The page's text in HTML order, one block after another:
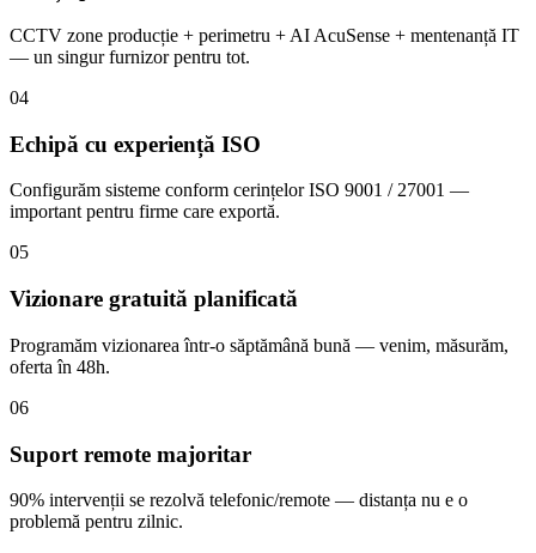
CCTV zone producție + perimetru + AI AcuSense + mentenanță IT
— un singur furnizor pentru tot.
04
Echipă cu experiență ISO
Configurăm sisteme conform cerințelor ISO 9001 / 27001 —
important pentru firme care exportă.
05
Vizionare gratuită planificată
Programăm vizionarea într-o săptămână bună — venim, măsurăm,
oferta în 48h.
06
Suport remote majoritar
90% intervenții se rezolvă telefonic/remote — distanța nu e o
problemă pentru zilnic.